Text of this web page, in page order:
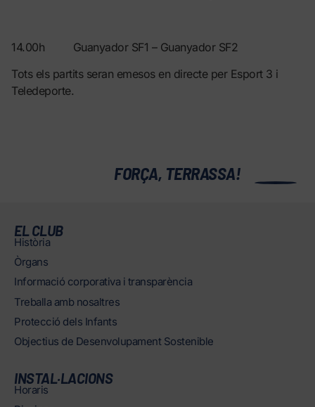
14.00h Guanyador SF1 – Guanyador SF2
Tots els partits seran emesos en directe per Esport 3 i
Teledeporte.
FORÇA, TERRASSA!
EL CLUB
Història
Òrgans
Informació corporativa i transparència
Treballa amb nosaltres
Protecció dels Infants
Objectius de Desenvolupament Sostenible
INSTAL·LACIONS
Horaris